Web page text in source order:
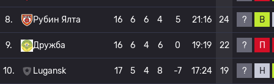
8. Рубин Ялта 16 6 6 4 5 21:16 24 ? В
9. Дружба 16 6 4 6 0 19:19 22 ? П
10. Lugansk 17 5 4 8 -7 17:24 19 ? Н